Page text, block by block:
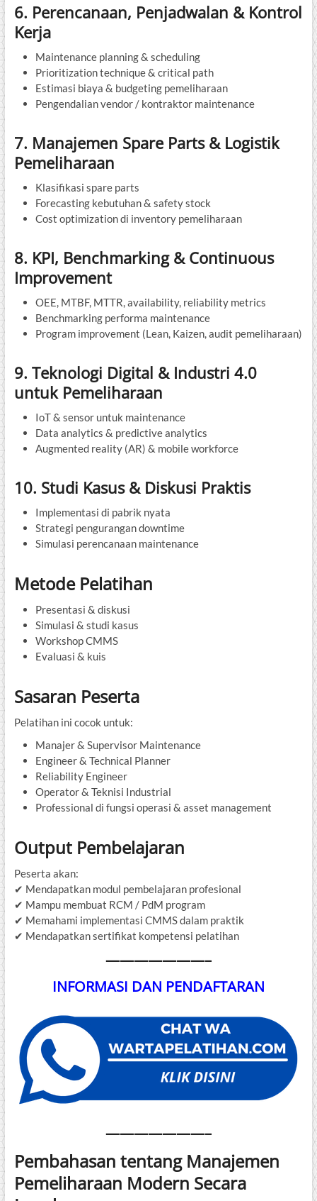
6. Perencanaan, Penjadwalan & Kontrol
Kerja
Maintenance planning & scheduling
Prioritization technique & critical path
Estimasi biaya & budgeting pemeliharaan
Pengendalian vendor / kontraktor maintenance
7. Manajemen Spare Parts & Logistik
Pemeliharaan
Klasifikasi spare parts
Forecasting kebutuhan & safety stock
Cost optimization di inventory pemeliharaan
8. KPI, Benchmarking & Continuous
Improvement
OEE, MTBF, MTTR, availability, reliability metrics
Benchmarking performa maintenance
Program improvement (Lean, Kaizen, audit pemeliharaan)
9. Teknologi Digital & Industri 4.0
untuk Pemeliharaan
IoT & sensor untuk maintenance
Data analytics & predictive analytics
Augmented reality (AR) & mobile workforce
10. Studi Kasus & Diskusi Praktis
Implementasi di pabrik nyata
Strategi pengurangan downtime
Simulasi perencanaan maintenance
Metode Pelatihan
Presentasi & diskusi
Simulasi & studi kasus
Workshop CMMS
Evaluasi & kuis
Sasaran Peserta
Pelatihan ini cocok untuk:
Manajer & Supervisor Maintenance
Engineer & Technical Planner
Reliability Engineer
Operator & Teknisi Industrial
Professional di fungsi operasi & asset management
Output Pembelajaran
Peserta akan:
✔ Mendapatkan modul pembelajaran profesional
✔ Mampu membuat RCM / PdM program
✔ Memahami implementasi CMMS dalam praktik
✔ Mendapatkan sertifikat kompetensi pelatihan
———————–
INFORMASI DAN PENDAFTARAN
———————–
Pembahasan tentang Manajemen
Pemeliharaan Modern Secara